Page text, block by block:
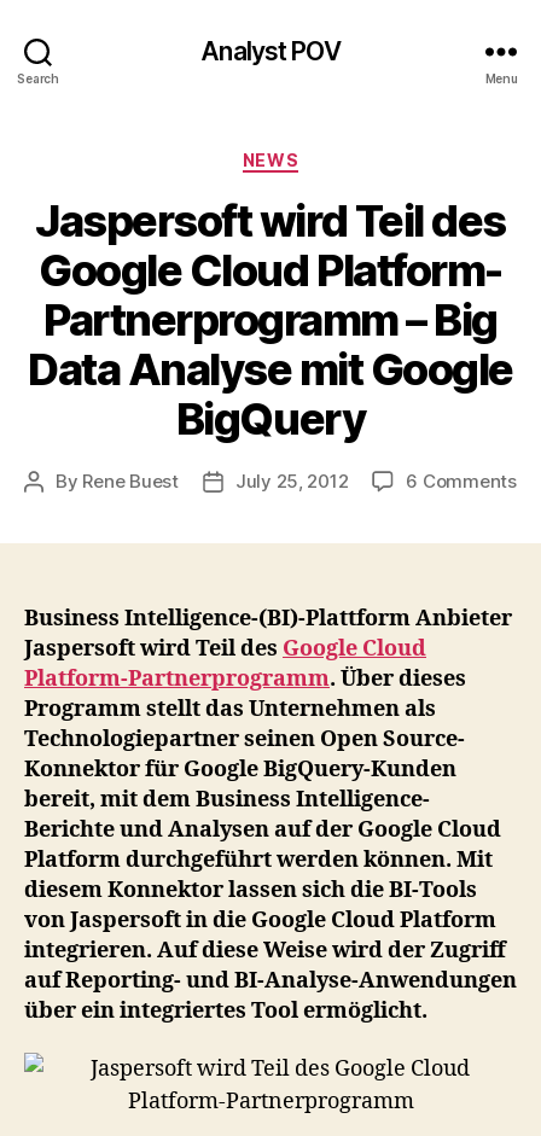
Search
Analyst POV
Menu
Categories
NEWS
Jaspersoft wird Teil des
Google Cloud Platform-
Partnerprogramm – Big
Data Analyse mit Google
BigQuery
Post
By Rene Buest
PostJuly 25, 2012 6 Commentson
Business Intelligence-(BI)-Plattform Anbieter
Jaspersoft wird Teil des Google Cloud
Platform-Partnerprogramm. Über dieses
Programm stellt das Unternehmen als
Technologiepartner seinen Open Source-
Konnektor für Google BigQuery-Kunden
bereit, mit dem Business Intelligence-
Berichte und Analysen auf der Google Cloud
Platform durchgeführt werden können. Mit
diesem Konnektor lassen sich die BI-Tools
von Jaspersoft in die Google Cloud Platform
integrieren. Auf diese Weise wird der Zugriff
auf Reporting- und BI-Analyse-Anwendungen
über ein integriertes Tool ermöglicht.